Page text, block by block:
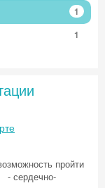
1
1
пройти
- сердечно-